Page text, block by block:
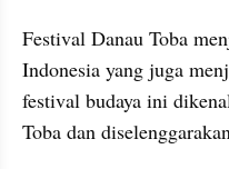
Festival Danau Toba
Indonesia yang juga
festival budaya ini
Toba dan